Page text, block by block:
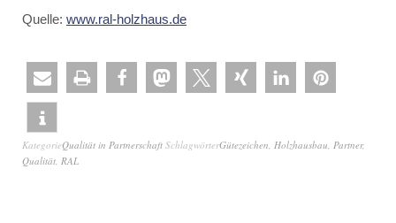
Quelle: www.ral-holzhaus.de
KategorieQualität in Partnerschaft SchlagwörterGütezeichen, Holzhausbau, Partner,
Qualität, RAL